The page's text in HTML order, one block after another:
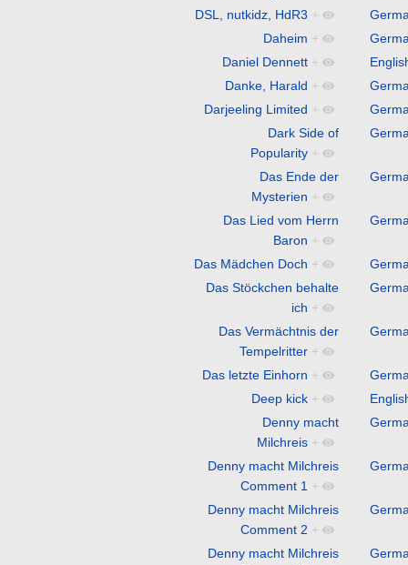
DSL, nutkidz, HdR3 +
Daheim +
Daniel Dennett +
Danke, Harald +
Darjeeling Limited +
Dark Side of
Popularity +
Das Ende der
Mysterien +
Das Lied vom Herrn
Baron +
Das Mädchen Doch +
Das Stöckchen behalte
ich +
Das Vermächtnis der
Tempelritter +
Das letzte Einhorn +
Deep kick +
Denny macht
Milchreis +
Denny macht Milchreis
Comment 1 +
Denny macht Milchreis
Comment 2 +
Denny macht Milchreis